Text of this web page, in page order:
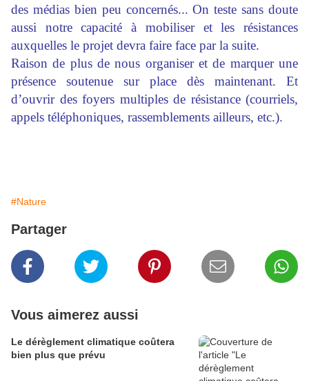
des médias bien peu concernés... On teste sans doute
aussi notre capacité à mobiliser et les résistances
auxquelles le projet devra faire face par la suite.
Raison de plus de nous organiser et de marquer une
présence soutenue sur place dès maintenant. Et
d’ouvrir des foyers multiples de résistance (courriels,
appels téléphoniques, rassemblements ailleurs, etc.).
#Nature
Partager
Vous aimerez aussi
Le dérèglement climatique coûtera
bien plus que prévu